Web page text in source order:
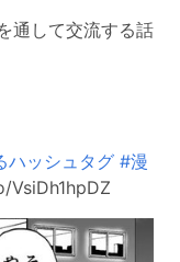
通して交流する話
ハッシュタグ #漫